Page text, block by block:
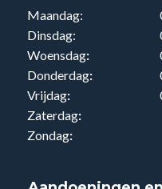
Maandag:
Dinsdag:
Woensdag:
Donderdag:
Vrijdag:
Zaterdag:
Zondag: